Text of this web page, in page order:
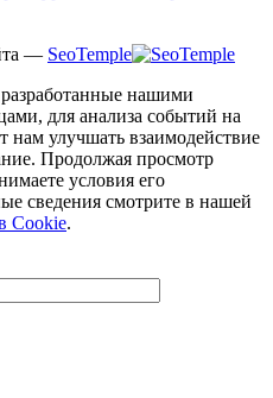
— SeoTemple
нашими
для анализа событий на
нам улучшать взаимодействие
Продолжая просмотр
условия его
сведения смотрите в нашей
Cookie.